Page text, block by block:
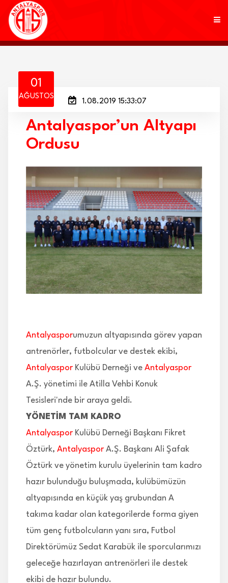
KULÜP
AKADEMİ
MARKALAR
TARAFTAR
BRANŞLAR
HABERLER
İLETİŞİM
01
AĞUSTOS
1.08.2019 15:33:07
Antalyaspor’un Altyapı
Ordusu
Antalyasporumuzun altyapısında görev yapan
antrenörler, futbolcular ve destek ekibi,
Antalyaspor Kulübü Derneği ve Antalyaspor
A.Ş. yönetimi ile Atilla Vehbi Konuk
Tesisleri'nde bir araya geldi.
YÖNETİM TAM KADRO
Antalyaspor Kulübü Derneği Başkanı Fikret
Öztürk, Antalyaspor A.Ş. Başkanı Ali Şafak
Öztürk ve yönetim kurulu üyelerinin tam kadro
hazır bulunduğu buluşmada, kulübümüzün
altyapısında en küçük yaş grubundan A
takıma kadar olan kategorilerde forma giyen
tüm genç futbolcuların yanı sıra, Futbol
Direktörümüz Sedat Karabük ile sporcularımızı
geleceğe hazırlayan antrenörleri ile destek
ekibi de hazır bulundu.